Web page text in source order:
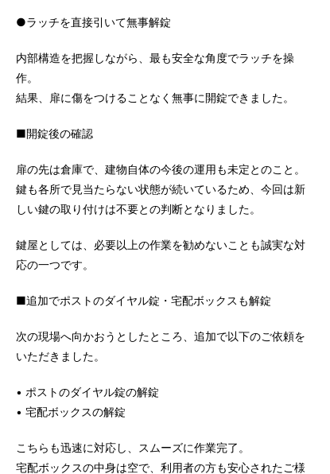
●ラッチを直接引いて無事解錠
内部構造を把握しながら、最も安全な角度でラッチを操
作。
結果、扉に傷をつけることなく無事に開錠できました。
■開錠後の確認
扉の先は倉庫で、建物自体の今後の運用も未定とのこと。
鍵も各所で見当たらない状態が続いているため、今回は新
しい鍵の取り付けは不要との判断となりました。
鍵屋としては、必要以上の作業を勧めないことも誠実な対
応の一つです。
■追加でポストのダイヤル錠・宅配ボックスも解錠
次の現場へ向かおうとしたところ、追加で以下のご依頼を
いただきました。
• ポストのダイヤル錠の解錠
• 宅配ボックスの解錠
こちらも迅速に対応し、スムーズに作業完了。
宅配ボックスの中身は空で、利用者の方も安心されたご様